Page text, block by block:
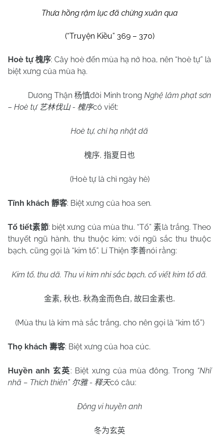
Thưa hồng rậm lục đã chừng xuân qua
(“Truyện Kiều” 369 – 370)
Hoè tự槐序: Cây hoè đến mùa hạ nở hoa, nên “hoè tự” là
biệt xưng của mùa hạ.
Dương Thận杨慎đời Minh trong Nghệ lâm phạt sơn
– Hoè tự 艺林伐山 - 槐序có viết:
Hoè tự, chỉ hạ nhật dã
槐序, 指夏日也
(Hoè tự là chỉ ngày hè)
Tĩnh khách 靜客: Biệt xưng của hoa sen.
Tố tiết素節: biệt xưng của mùa thu. “Tố”素là trắng. Theo
thuyết ngũ hành, thu thuộc kim; với ngũ sắc thu thuộc
bạch, cũng gọi là “kim tố”. Lí Thiện 李善nói rằng:
Kim tố, thu dã. Thu vi kim nhi sắc bạch, cố viết kim tố dã.
金素, 秋也. 秋為金而色白, 故曰金素也.
(Mùa thu là kim mà sắc trắng, cho nên gọi là “kim tố”)
Thọ khách 夀客: Biệt xưng của hoa cúc.
Huyền anh 玄英: Biệt xưng của mùa đông. Trong “Nhĩ
nhã – Thích thiên” 尔雅 - 释天có câu:
Đông vi huyền anh
冬为玄英